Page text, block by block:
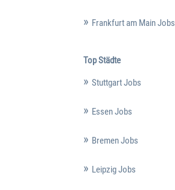
Frankfurt am Main Jobs
Top Städte
Stuttgart Jobs
Essen Jobs
Bremen Jobs
Leipzig Jobs